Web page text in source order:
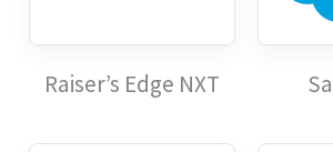
Raiser’s Edge NXT